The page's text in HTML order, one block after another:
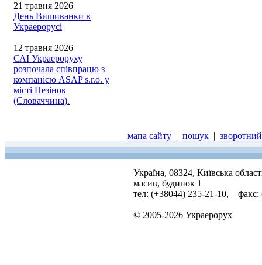
21 травня 2026
День Вишиванки в
Украерорусі
12 травня 2026
САІ Украероруху
розпочала співпрацю з
компанією ASAP s.r.o. у
місті Пезінок
(Словаччина).
мапа сайту | пошук |
Україна, 08324, Київська
масив, будинок 1
тел: (+38044) 235-21-10, факс:
© 2005-2026 Украерорух